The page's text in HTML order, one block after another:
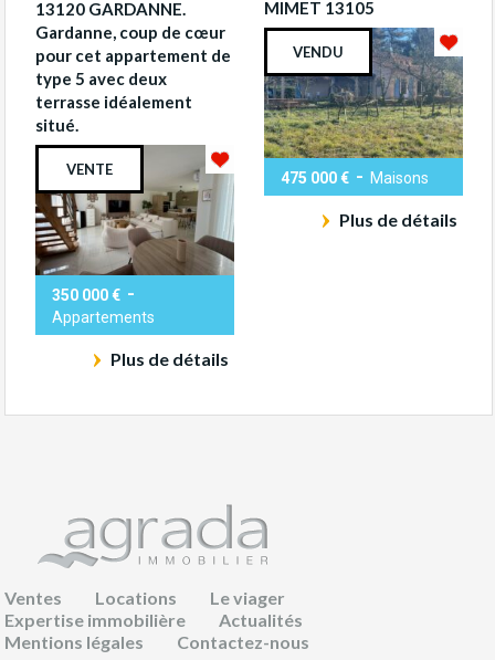
13120 GARDANNE.
Gardanne, coup de cœur
pour cet appartement de
type 5 avec deux
terrasse idéalement
situé.
VENTE
350 000 € -
Appartements
Plus de détails
MIMET 13105
VENDU
475 000 € - Maisons
Plus de détails
Ventes Locations
Le viager
Expertise immobilière
Actualités
Mentions légales
Contactez-nous